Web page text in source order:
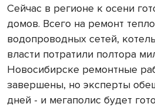
Сейчас в регионе к осени
домов. Всего на ремонт
водопроводных сетей,
власти потратили полтора
Новосибирске ремонтные
завершены, но эксперты
дней - и мегаполис будет